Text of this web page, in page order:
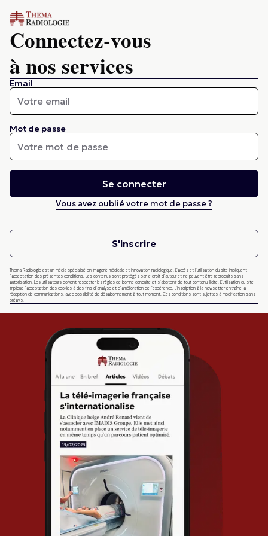
Connectez-vous
à nos services
Email
Mot de passe
Se connecter
Vous avez oublié votre mot de passe ?
S'inscrire
Thema Radiologie est un média spécialisé en imagerie médicale et innovation radiologique. L’accès et l’utilisation du site impliquent
l’acceptation des présentes conditions. Les contenus sont protégés par le droit d’auteur et ne peuvent être reproduits sans
autorisation. Les utilisateurs doivent respecter les règles de bonne conduite et s’abstenir de tout contenu illicite. L’utilisation du site
implique l’acceptation des cookies à des fins d’analyse et d’amélioration de l’expérience. L’inscription à la newsletter entraîne la
réception de communications, avec possibilité de désabonnement à tout moment. Ces conditions sont sujettes à modification sans
préavis.